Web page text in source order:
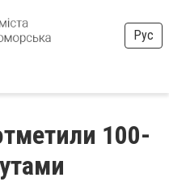
Рус
100-